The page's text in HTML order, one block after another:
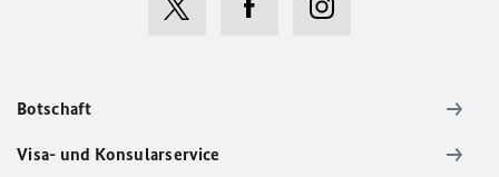
Botschaft
Visa- und Konsularservice